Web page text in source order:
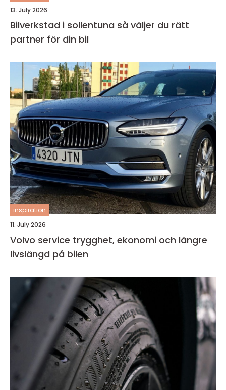
13. July 2026
Bilverkstad i sollentuna så väljer du rätt
partner för din bil
inspiration
11. July 2026
Volvo service trygghet, ekonomi och längre
livslängd på bilen